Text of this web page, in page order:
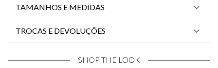
TAMANHOS E MEDIDAS
TROCAS E DEVOLUÇÕES
SHOP THE LOOK